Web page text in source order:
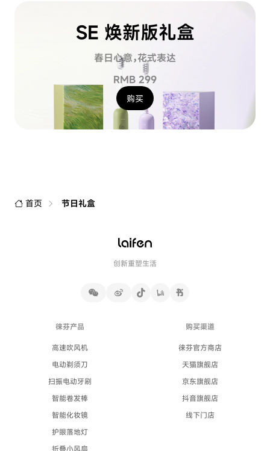
SE 焕新版礼盒
春日心意，花式表达
RMB 299
购买
首页 节日礼盒
创新重塑生活
徕芬产品
高速吹风机
电动剃须刀
扫振电动牙刷
智能卷发棒
智能化妆镜
护眼落地灯
折叠小风扇
购买渠道
徕芬官方商店
天猫旗舰店
京东旗舰店
抖音旗舰店
线下门店